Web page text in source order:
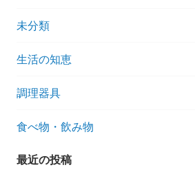
未分類
生活の知恵
調理器具
食べ物・飲み物
最近の投稿